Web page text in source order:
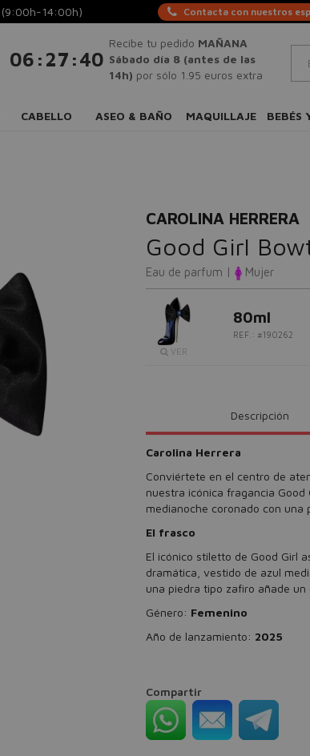
(9:00h-14:00h) Contacta con nuestros
06 : 27 :40
Recibe tu pedido MAÑANA
Sábado día 8 (antes de las
14h) por sólo 1.95 euros extra
CABELLO ASEO & BAÑO MAQUILLAJE BEBÉS
CAROLINA HERRERA
Good Girl
Eau de parfum | Mujer
VER
80ml
REF.: #190262
Descripción
Carolina Herrera
Conviértete en el centro de
nuestra icónica fragancia
medianoche coronado con una
El frasco
El icónico stiletto de Good Girl
dramática, vestido de azul
una piedra tipo zafiro añade un
Género: Femenino
Año de lanzamiento: 2025
Compartir